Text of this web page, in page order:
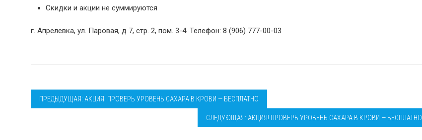
Скидки и акции не суммируются
г. Апрелевка, ул. Паровая, д 7, стр. 2, пом. 3-4. Телефон: 8 (906) 777-00-03
ПРЕДЫДУЩАЯ: АКЦИЯ! ПРОВЕРЬ УРОВЕНЬ САХАРА В КРОВИ — БЕСПЛАТНО
СЛЕДУЮЩАЯ: АКЦИЯ! ПРОВЕРЬ УРОВЕНЬ САХАРА В КРОВИ — БЕСПЛАТНО